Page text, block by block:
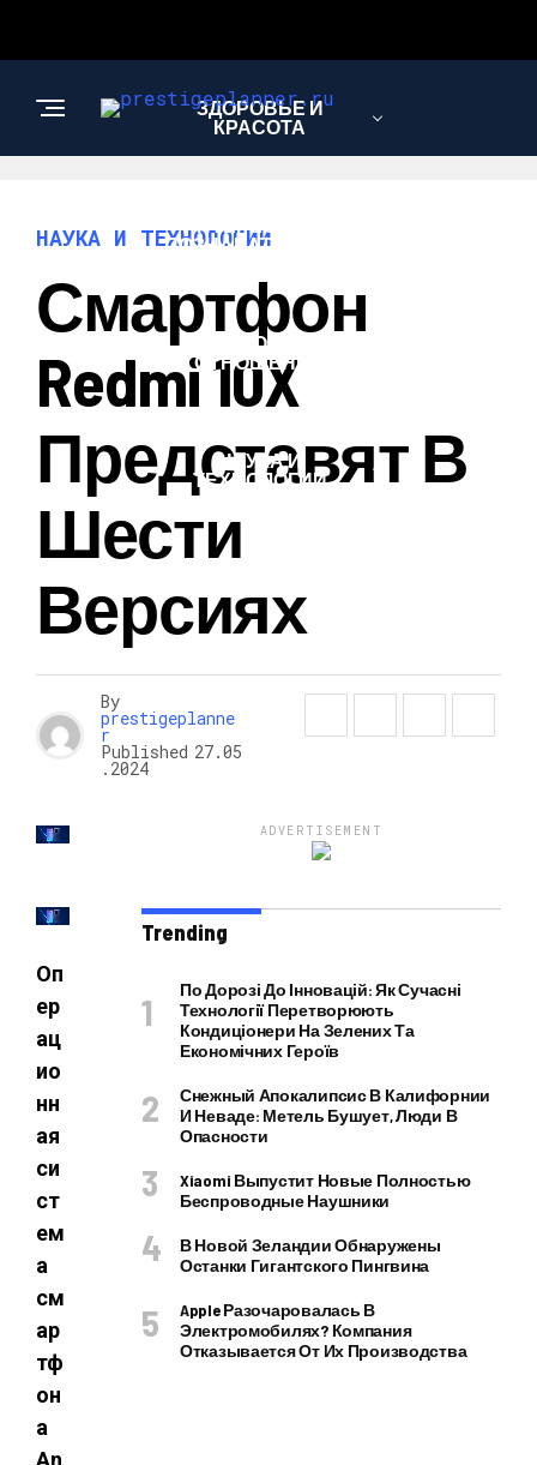
ЗДОРОВЬЕ И
КРАСОТА
ИНТЕРЕСНОЕ И
ПОЗНАВАТЕЛЬНОЕ
ЛЮБОВЬ И
ОТНОШЕНИЯ
НАУКА И
ТЕХНОЛОГИИ
НАУКА И ТЕХНОЛОГИИ
Смартфон
Redmi 10X
Представят В
Шести
Версиях
By
prestigeplanne
r
Published 27.05
.2024
Оп
ер
ац
ио
нн
ая
си
ст
ем
а
см
ар
тф
он
а
An
ADVERTISEMENT
Trending
По Дорозі До Інновацій: Як Сучасні
Технології Перетворюють
Кондиціонери На Зелених Та
Економічних Героїв
Снежный Апокалипсис В Калифорнии
И Неваде: Метель Бушует, Люди В
Опасности
Xiaomi Выпустит Новые Полностью
Беспроводные Наушники
В Новой Зеландии Обнаружены
Останки Гигантского Пингвина
Apple Разочаровалась В
Электромобилях? Компания
Отказывается От Их Производства